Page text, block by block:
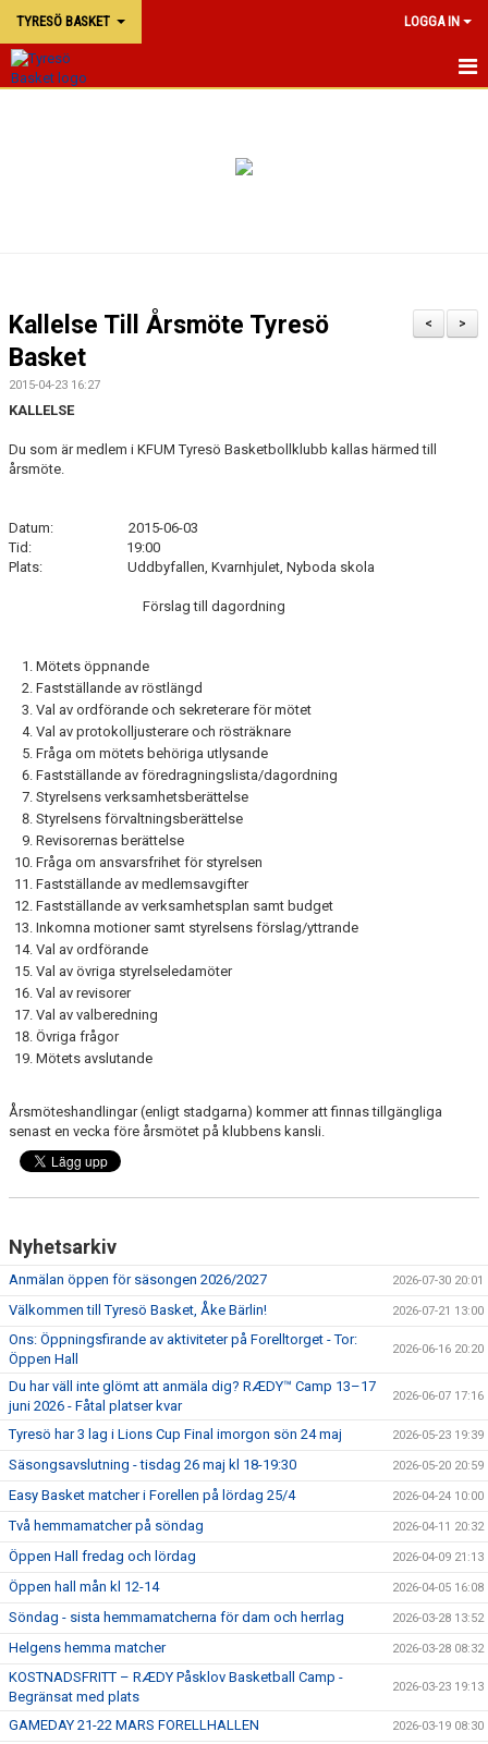
TYRESÖ BASKET LOGGA IN
DOKUMENT
>
<
Kallelse Till Årsmöte Tyresö
Basket
2015-04-23 16:27
KALLELSE
Du som är medlem i KFUM Tyresö Basketbollklubb kallas härmed till
årsmöte.
Datum: 2015-06-03
Tid: 19:00
Plats: Uddbyfallen, Kvarnhjulet, Nyboda skola
Förslag till dagordning
Mötets öppnande
Fastställande av röstlängd
Val av ordförande och sekreterare för mötet
Val av protokolljusterare och rösträknare
Fråga om mötets behöriga utlysande
Fastställande av föredragningslista/dagordning
Styrelsens verksamhetsberättelse
Styrelsens förvaltningsberättelse
Revisorernas berättelse
Fråga om ansvarsfrihet för styrelsen
Fastställande av medlemsavgifter
Fastställande av verksamhetsplan samt budget
Inkomna motioner samt styrelsens förslag/yttrande
Val av ordförande
Val av övriga styrelseledamöter
Val av revisorer
Val av valberedning
Övriga frågor
Mötets avslutande
Årsmöteshandlingar (enligt stadgarna) kommer att finnas tillgängliga
senast en vecka före årsmötet på klubbens kansli.
Nyhetsarkiv
Anmälan öppen för säsongen 2026/2027 2026-07-30 20:01
Välkommen till Tyresö Basket, Åke Bärlin! 2026-07-21 13:00
Ons: Öppningsfirande av aktiviteter på Forelltorget - Tor:
Öppen Hall
2026-06-16 20:20
Du har väll inte glömt att anmäla dig? RÆDY™ Camp 13–17
juni 2026 - Fåtal platser kvar
2026-06-07 17:16
Tyresö har 3 lag i Lions Cup Final imorgon sön 24 maj 2026-05-23 19:39
Säsongsavslutning - tisdag 26 maj kl 18-19:30 2026-05-20 20:59
Easy Basket matcher i Forellen på lördag 25/4 2026-04-24 10:00
Två hemmamatcher på söndag 2026-04-11 20:32
Öppen Hall fredag och lördag 2026-04-09 21:13
Öppen hall mån kl 12-14 2026-04-05 16:08
Söndag - sista hemmamatcherna för dam och herrlag 2026-03-28 13:52
Helgens hemma matcher 2026-03-28 08:32
KOSTNADSFRITT – RÆDY Påsklov Basketball Camp -
Begränsat med plats
2026-03-23 19:13
GAMEDAY 21-22 MARS FORELLHALLEN 2026-03-19 08:30